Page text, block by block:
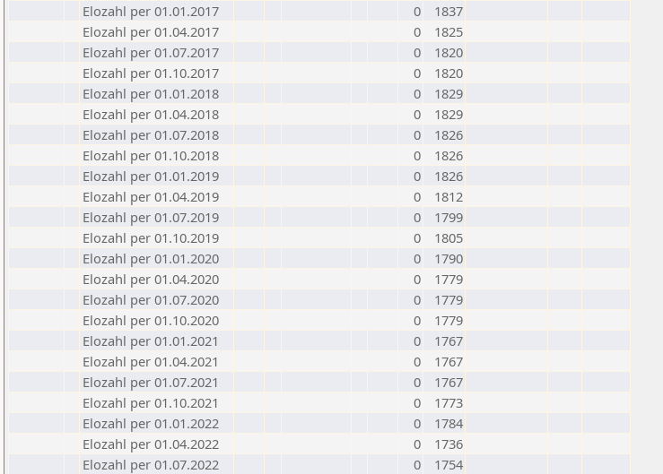
Elozahl per 01.01.2017
0
1837
Elozahl per 01.04.2017
0
1825
Elozahl per 01.07.2017
0
1820
Elozahl per 01.10.2017
0
1820
Elozahl per 01.01.2018
0
1829
Elozahl per 01.04.2018
0
1829
Elozahl per 01.07.2018
0
1826
Elozahl per 01.10.2018
0
1826
Elozahl per 01.01.2019
0
1826
Elozahl per 01.04.2019
0
1812
Elozahl per 01.07.2019
0
1799
Elozahl per 01.10.2019
0
1805
Elozahl per 01.01.2020
0
1790
Elozahl per 01.04.2020
0
1779
Elozahl per 01.07.2020
0
1779
Elozahl per 01.10.2020
0
1779
Elozahl per 01.01.2021
0
1767
Elozahl per 01.04.2021
0
1767
Elozahl per 01.07.2021
0
1767
Elozahl per 01.10.2021
0
1773
Elozahl per 01.01.2022
0
1784
Elozahl per 01.04.2022
0
1736
Elozahl per 01.07.2022
0
1754